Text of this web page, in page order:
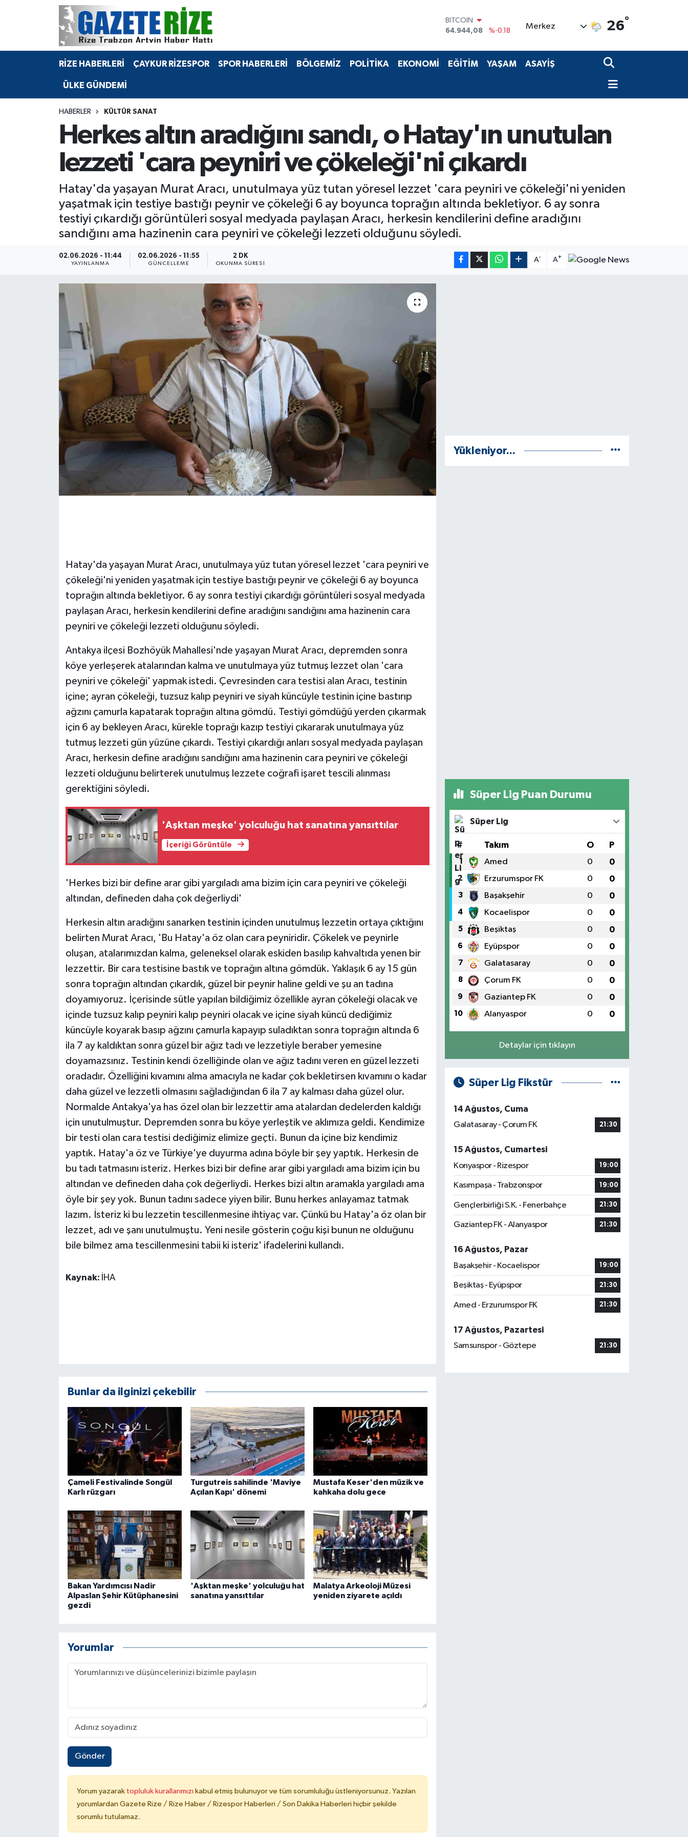
DOLAR
47,7436
%0.18
55,2510
%0.32
STERLİN
64.944,08
%-0.18
Merkez 26°
RİZE HABERLERİ ÇAYKUR RİZESPOR SPOR HABERLERİ BÖLGEMİZ POLİTİKA EKONOMİ EĞİTİM YAŞAM ASAYİŞ
ÜLKE GÜNDEMİ
HABERLER KÜLTÜR SANAT
Herkes altın aradığını sandı, o Hatay'ın unutulan
lezzeti 'cara peyniri ve çökeleği'ni çıkardı
Hatay'da yaşayan Murat Aracı, unutulmaya yüz tutan yöresel lezzet 'cara peyniri ve çökeleği'ni yeniden
yaşatmak için testiye bastığı peynir ve çökeleği 6 ay boyunca toprağın altında bekletiyor. 6 ay sonra
testiyi çıkardığı görüntüleri sosyal medyada paylaşan Aracı, herkesin kendilerini define aradığını
sandığını ama hazinenin cara peyniri ve çökeleği lezzeti olduğunu söyledi.
02.06.2026 - 11:44
YAYINLANMA
02.06.2026 - 11:55
GÜNCELLEME
2 DK
OKUNMA SÜRESI
A- A+
Hatay'da yaşayan Murat Aracı, unutulmaya yüz tutan yöresel lezzet 'cara peyniri ve
çökeleği'ni yeniden yaşatmak için testiye bastığı peynir ve çökeleği 6 ay boyunca
toprağın altında bekletiyor. 6 ay sonra testiyi çıkardığı görüntüleri sosyal medyada
paylaşan Aracı, herkesin kendilerini define aradığını sandığını ama hazinenin cara
peyniri ve çökeleği lezzeti olduğunu söyledi.
Antakya ilçesi Bozhöyük Mahallesi'nde yaşayan Murat Aracı, depremden sonra
köye yerleşerek atalarından kalma ve unutulmaya yüz tutmuş lezzet olan 'cara
peyniri ve çökeleği' yapmak istedi. Çevresinden cara testisi alan Aracı, testinin
içine; ayran çökeleği, tuzsuz kalıp peyniri ve siyah küncüyle testinin içine bastırıp
ağzını çamurla kapatarak toprağın altına gömdü. Testiyi gömdüğü yerden çıkarmak
için 6 ay bekleyen Aracı, kürekle toprağı kazıp testiyi çıkararak unutulmaya yüz
tutmuş lezzeti gün yüzüne çıkardı. Testiyi çıkardığı anları sosyal medyada paylaşan
Aracı, herkesin define aradığını sandığını ama hazinenin cara peyniri ve çökeleği
lezzeti olduğunu belirterek unutulmuş lezzete coğrafi işaret tescili alınması
gerektiğini söyledi.
'Aşktan meşke' yolculuğu hat sanatına yansıttılar
İçeriği Görüntüle
'Herkes bizi bir define arar gibi yargıladı ama bizim için cara peyniri ve çökeleği
altından, defineden daha çok değerliydi'
Herkesin altın aradığını sanarken testinin içinden unutulmuş lezzetin ortaya çıktığını
belirten Murat Aracı, 'Bu Hatay'a öz olan cara peyniridir. Çökelek ve peynirle
oluşan, atalarımızdan kalma, geleneksel olarak eskiden basılıp kahvaltıda yenen bir
lezzettir. Bir cara testisine bastık ve toprağın altına gömdük. Yaklaşık 6 ay 15 gün
sonra toprağın altından çıkardık, güzel bir peynir haline geldi ve şu an tadına
doyamıyoruz. İçerisinde sütle yapılan bildiğimiz özellikle ayran çökeleği olacak ve
içinde tuzsuz kalıp peyniri kalıp peyniri olacak ve içine siyah küncü dediğimiz
küncüyle koyarak basıp ağzını çamurla kapayıp suladıktan sonra toprağın altında 6
ila 7 ay kaldıktan sonra güzel bir ağız tadı ve lezzetiyle beraber yemesine
doyamazsınız. Testinin kendi özelliğinde olan ve ağız tadını veren en güzel lezzeti
oradadır. Özelliğini kıvamını alma amacıyla ne kadar çok bekletirsen kıvamını o kadar
daha güzel ve lezzetli olmasını sağladığından 6 ila 7 ay kalması daha güzel olur.
Normalde Antakya'ya has özel olan bir lezzettir ama atalardan dedelerden kaldığı
için unutulmuştur. Depremden sonra bu köye yerleştik ve aklımıza geldi. Kendimize
bir testi olan cara testisi dediğimiz elimize geçti. Bunun da içine biz kendimiz
yaptık. Hatay'a öz ve Türkiye'ye duyurma adına böyle bir şey yaptık. Herkesin de
bu tadı tatmasını isteriz. Herkes bizi bir define arar gibi yargıladı ama bizim için bu
altından ve defineden daha çok değerliydi. Herkes bizi altın aramakla yargıladı ama
öyle bir şey yok. Bunun tadını sadece yiyen bilir. Bunu herkes anlayamaz tatmak
lazım. İsteriz ki bu lezzetin tescillenmesine ihtiyaç var. Çünkü bu Hatay'a öz olan bir
lezzet, adı ve şanı unutulmuştu. Yeni nesile gösterin çoğu kişi bunun ne olduğunu
bile bilmez ama tescillenmesini tabii ki isteriz' ifadelerini kullandı.
Kaynak: İHA
Bunlar da ilginizi çekebilir
Çameli Festivalinde Songül
Karlı rüzgarı
Turgutreis sahilinde 'Maviye
Açılan Kapı' dönemi
Mustafa Keser'den müzik ve
kahkaha dolu gece
Bakan Yardımcısı Nadir
Alpaslan Şehir Kütüphanesini
gezdi
'Aşktan meşke' yolculuğu hat
sanatına yansıttılar
Malatya Arkeoloji Müzesi
yeniden ziyarete açıldı
Yorumlar
Gönder
Yorum yazarak topluluk kurallarımızı kabul etmiş bulunuyor ve tüm sorumluluğu üstleniyorsunuz. Yazılan
yorumlardan Gazete Rize / Rize Haber / Rizespor Haberleri / Son Dakika Haberleri hiçbir şekilde
sorumlu tutulamaz.
Yükleniyor...
Süper Lig Puan Durumu
Süper Lig
# Takım O P
1 Amed 0 0
2 Erzurumspor FK 0 0
3 Başakşehir 0 0
4 Kocaelispor 0 0
5 Beşiktaş 0 0
6 Eyüpspor 0 0
7 Galatasaray 0 0
8 Çorum FK 0 0
9 Gaziantep FK 0 0
10 Alanyaspor 0 0
Detaylar için tıklayın
Süper Lig Fikstür
14 Ağustos, Cuma
Galatasaray - Çorum FK
21:30
15 Ağustos, Cumartesi
Konyaspor - Rizespor
19:00
Kasımpaşa - Trabzonspor 19:00
Gençlerbirliği S.K. - Fenerbahçe 21:30
Gaziantep FK - Alanyaspor 21:30
16 Ağustos, Pazar
Başakşehir - Kocaelispor
19:00
Beşiktaş - Eyüpspor 21:30
Amed - Erzurumspor FK 21:30
17 Ağustos, Pazartesi
Samsunspor - Göztepe
21:30
BÖLGEMİZ
Bilim Teknoloji
Advertising news
Canlı Maç
English News
Flaş Haber
HABERDE İNSAN
İş Dünyası
KÜLTÜR SANAT
Otomobil
POLİTİKA
SPOR HABERLERİ
ÜLKE GÜNDEMİ
Yerel Haberler
Merkez Nöbetçi Eczaneler
Merkez Hava Durumu
Merkez Trafik Yoğunluk Haritası
Tüm Manşetler
Son Dakika Haberleri
Haber Arşivi